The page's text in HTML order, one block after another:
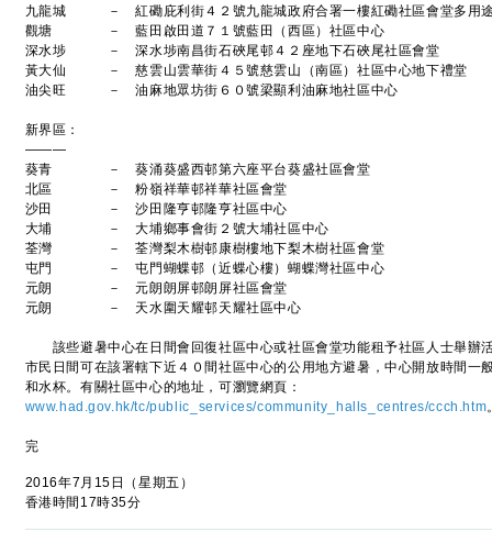
九龍城 － 紅磡庇利街４２號九龍城政府合署一樓紅磡社區會堂多用
觀塘 － 藍田啟田道７１號藍田（西區）社區中心
深水埗 － 深水埗南昌街石硤尾邨４２座地下石硤尾社區會堂
黃大仙 － 慈雲山雲華街４５號慈雲山（南區）社區中心地下禮堂
油尖旺 － 油麻地眾坊街６０號梁顯利油麻地社區中心
新界區：
———
葵青 － 葵涌葵盛西邨第六座平台葵盛社區會堂
北區 － 粉嶺祥華邨祥華社區會堂
沙田 － 沙田隆亨邨隆亨社區中心
大埔 － 大埔鄉事會街２號大埔社區中心
荃灣 － 荃灣梨木樹邨康樹樓地下梨木樹社區會堂
屯門 － 屯門蝴蝶邨（近蝶心樓）蝴蝶灣社區中心
元朗 － 元朗朗屏邨朗屏社區會堂
元朗 － 天水圍天耀邨天耀社區中心
該些避暑中心在日間會回復社區中心或社區會堂功能租予社區人士舉辦
市民日間可在該署轄下近４０間社區中心的公用地方避暑，中心開放時間一
和水杯。有關社區中心的地址，可瀏覽網頁：
www.had.gov.hk/tc/public_services/community_halls_centres/ccch.htm
完
2016年7月15日（星期五）
香港時間17時35分